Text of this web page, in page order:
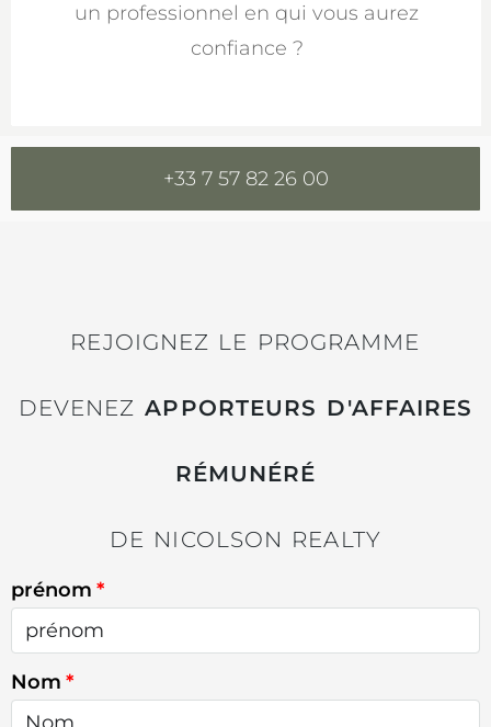
un professionnel en qui vous aurez
confiance ?
+33 7 57 82 26 00
REJOIGNEZ LE PROGRAMME
DEVENEZ APPORTEURS D'AFFAIRES
RÉMUNÉRÉ
DE NICOLSON REALTY
prénom
Nom